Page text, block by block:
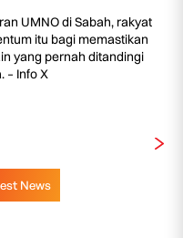
UMNO di Sabah, rakyat
itu bagi memastikan
yang pernah ditandingi
– Info X
News